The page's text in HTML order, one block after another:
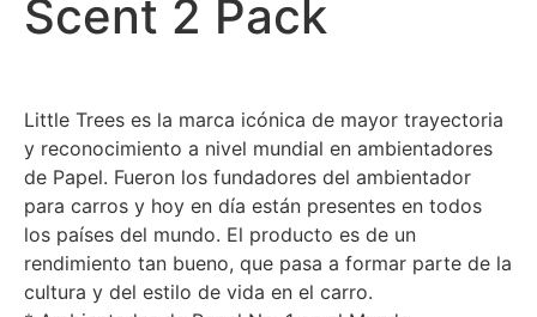
Scent 2 Pack
Little Trees es la marca icónica de mayor trayectoria
y reconocimiento a nivel mundial en ambientadores
de Papel. Fueron los fundadores del ambientador
para carros y hoy en día están presentes en todos
los países del mundo. El producto es de un
rendimiento tan bueno, que pasa a formar parte de la
cultura y del estilo de vida en el carro.